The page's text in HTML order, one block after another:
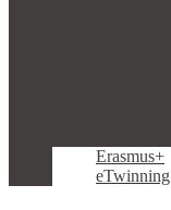
Erasmus+
eTwinning